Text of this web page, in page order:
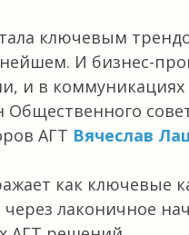
ключевым
И бизнес-
и в
Общественного
АГТ Вячеслав
как ключевые
лаконичное